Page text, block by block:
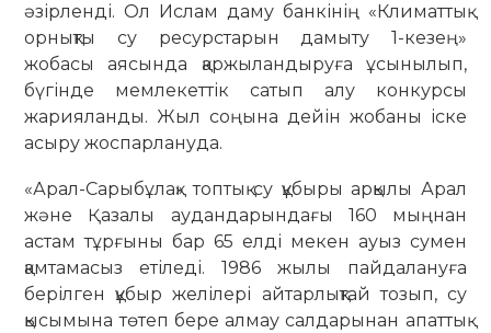
әзірленді. Ол Ислам даму банкінің «Климаттық
орнықты су ресурстарын дамыту 1-кезең»
жобасы аясында қаржыландыруға ұсынылып,
бүгінде мемлекеттік сатып алу конкурсы
жарияланды. Жыл соңына дейін жобаны іске
асыру жоспарлануда.
«Арал-Сарыбұлақ» топтық су құбыры арқылы Арал
және Қазалы аудандарындағы 160 мыңнан
астам тұрғыны бар 65 елді мекен ауыз сумен
қамтамасыз етіледі. 1986 жылы пайдалануға
берілген құбыр желілері айтарлықтай тозып, су
қысымына төтеп бере алмау салдарынан апаттық